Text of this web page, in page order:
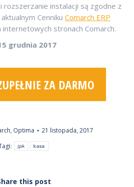
rozszerzanie instalacji są zgodne z
Cenniku Comarch ERP
internetowych stronach Comarch.
grudnia 2017
ZA DARMO
, Optima
21 listopada, 2017
jpk kasa
this post